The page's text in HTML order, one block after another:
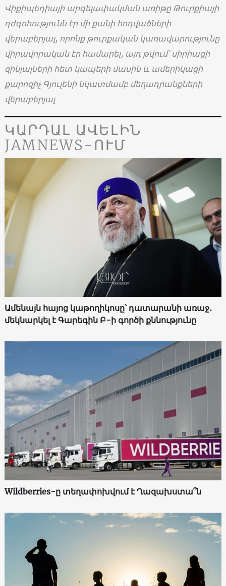
Վիքիպեդիայի արգելափակման առիթը Թուրքիայի
դժգոհությունն էր մի քանի հոդվածների
վերաբերյալ, որոնք թուրքական կառավարությունը
վիրավորական էր համարել, այդ թվում՝ սիրիացի
զինյալների հետ կապերի մասին և ամերիկացի
քարոզիչ Գյուլենի նկատմամբ մեղադրանքների
վերաբերյալ
ԿԱՐԴԱԼ ԱՎԵԼԻՆ
JAMNEWS-ՈՒՄ
Ամենայն հայոց կաթողիկոսը՝ դատարանի առաջ․
մեկնարկել է Գարեգին Բ-ի գործի քննությունը
Wildberries-ը տեղափոխվում է Ղազախստա՞ն